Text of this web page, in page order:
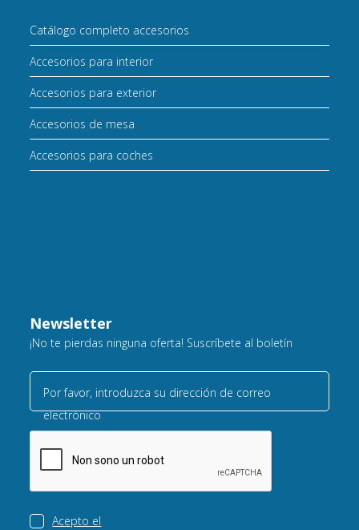
Catálogo completo accesorios
Accesorios para interior
Accesorios para exterior
Accesorios de mesa
Accesorios para coches
Newsletter
¡No te pierdas ninguna oferta! Suscríbete al boletín
Por favor, introduzca su dirección de correo
electrónico
Acepto el